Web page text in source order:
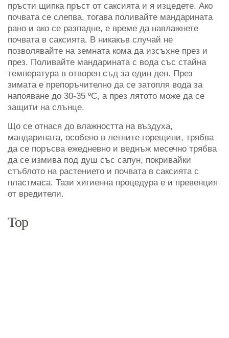
пръсти щипка пръст от саксията и я изцедете. Ако
почвата се слепва, тогава поливайте мандарината
рано и ако се разпадне, е време да навлажнете
почвата в саксията. В никакъв случай не
позволявайте на земната кома да изсъхне през и
през. Поливайте мандарината с вода със стайна
температура в отворен съд за един ден. През
зимата е препоръчително да се затопля вода за
напояване до 30-35 ºC, а през лятото може да се
защити на слънце.
Що се отнася до влажността на въздуха,
мандарината, особено в летните горещини, трябва
да се поръсва ежедневно и веднъж месечно трябва
да се измива под душ със сапун, покривайки
стъблото на растението и почвата в саксията с
пластмаса. Тази хигиенна процедура е и превенция
от вредители.
Тор